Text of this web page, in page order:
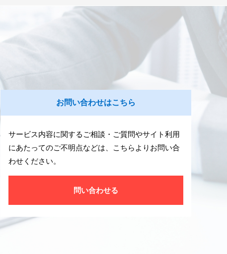
お問い合わせはこちら
サービス内容に関するご相談・ご質問やサイト利用
にあたってのご不明点などは、こちらよりお問い合
わせください。
問い合わせる